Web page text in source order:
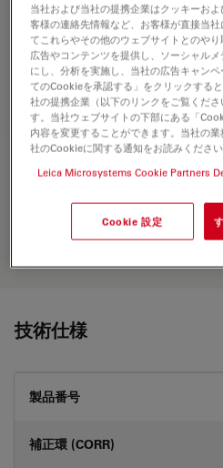
Microscope Objective
PH1
見積依頼
our
技術仕様
製品番号
補正環 (CORR)
当社および当社の提携企業はクッキーお
客様の連絡先情報など、お客様が直接当
てこれらやその他のウェブサイトとのや
広告やコンテンツを提供し、ソーシャル
にし、分析を実施し、当社の広告キャン
てのCookieを承認する」をクリックする
社の提携企業（以下のリンクをご覧くだ
す。当社ウェブサイトの下部にある「
内容を変更することができます。当社の
社のCookieに関する通知をお読みください
Leica Microsystems Cookie Partners
Cookie 設定